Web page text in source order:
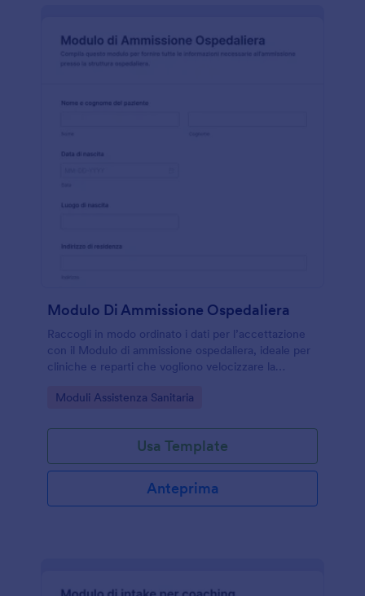
Modulo Di Ammissione Ospedaliera
Raccogli in modo ordinato i dati per l’accettazione
con il Modulo di ammissione ospedaliera, ideale per
cliniche e reparti che vogliono velocizzare la
Jotform.
Go to Category:
Moduli Assistenza Sanitaria
Usa Template
Anteprima